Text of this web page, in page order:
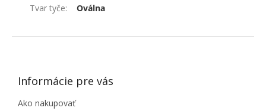
Tvar tyče: Oválna
ZÁPÄTIE
Informácie pre vás
Ako nakupovať